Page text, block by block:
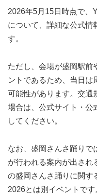
2026年5月15日時点で、
について、詳細な公式情
す。
ただし、会場が盛岡駅前
ントであるため、当日は
可能性があります。交通
場合は、公式サイト・公
してください。
なお、盛岡さんさ踊りで
が行われる案内が出され
の盛岡さんさ踊りに関す
2026とは別イベントで